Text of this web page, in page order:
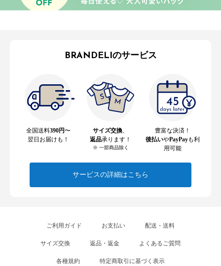
BRANDELIのサービス
全国送料390円〜
翌日お届けも！
サイズ交換
返品承ります！
※ 一部商品除く
豊富な決済！
後払いやPayPayも利
用可能
サービスの詳細はこちら
ご利用ガイド お支払い 配送・送料
サイズ交換 返品・返金 よくあるご質問
各種規約 特定商取引に基づく表示